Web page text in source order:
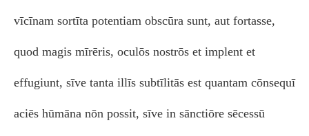
vīcīnam sortīta potentiam obscūra sunt, aut fortasse,
quod magis mīrēris, oculōs nostrōs et implent et
effugiunt, sīve tanta illīs subtīlitās est quantam cōnsequī
aciēs hūmāna nōn possit, sīve in sānctiōre sēcessū